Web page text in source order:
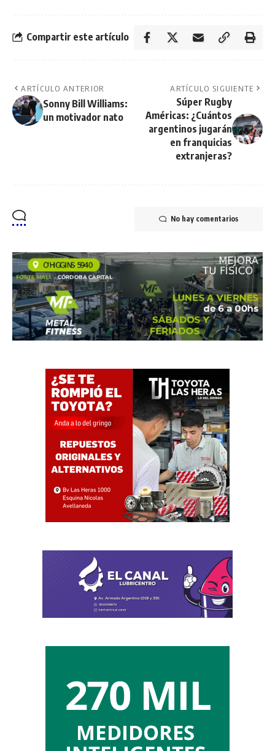
Compartir este artículo
ARTÍCULO ANTERIOR
Sonny Bill Williams:
un motivador nato
ARTÍCULO SIGUIENTE
Súper Rugby
Américas: ¿Cuántos
argentinos jugarán
en franquicias
extranjeras?
No hay comentarios